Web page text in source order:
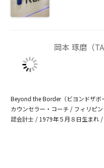
岡本 琢磨（
Beyond the Border（ビヨンドザ
カウンセラー・コーチ / フィリピ
認会計士 / 1979年５月８日生まれ